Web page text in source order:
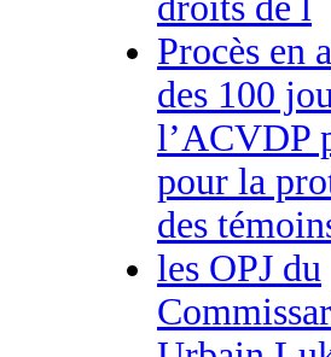
Procès en
des 100
l’ACVDP
pour la
des
les OPJ du